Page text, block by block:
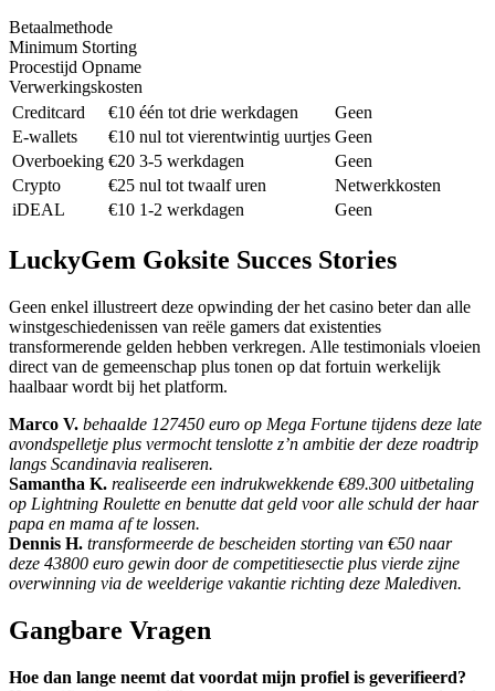
Betaalmethode
Minimum Storting
Procestijd Opname
Verwerkingskosten
Creditcard
€10 één tot drie werkdagen
Geen
E-wallets
€10 nul tot vierentwintig uurtjes Geen
Overboeking €20 3-5 werkdagen
Geen
Crypto
€25 nul tot twaalf uren
Netwerkkosten
iDEAL
€10 1-2 werkdagen Geen
LuckyGem Goksite Succes Stories
Geen enkel illustreert deze opwinding der het casino beter dan alle
winstgeschiedenissen van reële gamers dat existenties
transformerende gelden hebben verkregen. Alle testimonials vloeien
direct van de gemeenschap plus tonen op dat fortuin werkelijk
haalbaar wordt bij het platform.
Marco V. behaalde 127450 euro op Mega Fortune tijdens deze late
avondspelletje plus vermocht tenslotte z’n ambitie der deze roadtrip
langs Scandinavia realiseren.
Samantha K. realiseerde een indrukwekkende €89.300 uitbetaling
op Lightning Roulette en benutte dat geld voor alle schuld der haar
papa en mama af te lossen.
Dennis H. transformeerde de bescheiden storting van €50 naar
deze 43800 euro gewin door de competitiesectie plus vierde zijne
overwinning via de weelderige vakantie richting deze Malediven.
Gangbare Vragen
Hoe dan lange neemt dat voordat mijn profiel is geverifieerd?